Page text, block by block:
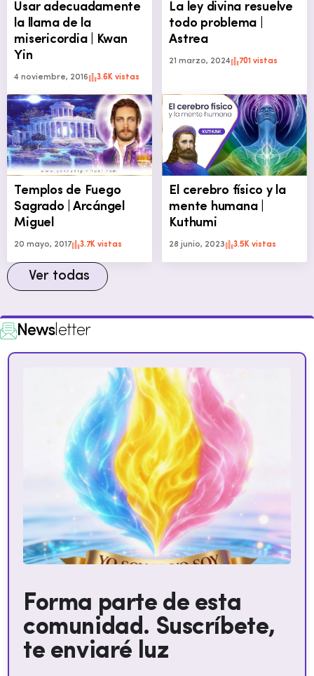
Usar adecuadamente
la llama de la
misericordia | Kwan
Yin
4 noviembre, 2016 3.6K vistas
La ley divina resuelve
todo problema |
Astrea
21 marzo, 2024 701 vistas
Templos de Fuego
Sagrado | Arcángel
Miguel
20 mayo, 2017 3.7K vistas
El cerebro físico y la
mente humana |
Kuthumi
28 junio, 2023 3.5K vistas
Ver todas
Newsletter
Forma parte de esta
comunidad. Suscríbete,
te enviaré luz